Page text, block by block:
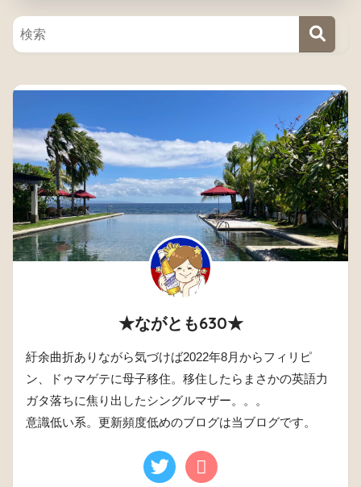
★ながとも630★
紆余曲折ありながら気づけば2022年8月からフィリピ
ン、ドゥマゲテに母子移住。移住したらまさかの英語力
ガタ落ちに焦り出したシングルマザー。。。
意識低い系。更新頻度低めのブログは当ブログです。